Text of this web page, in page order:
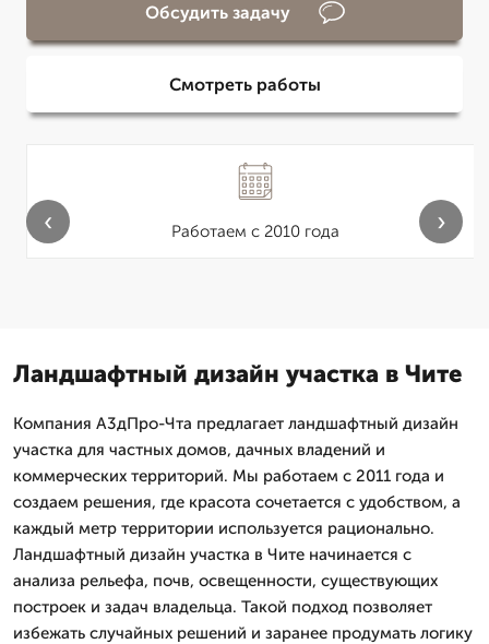
Обсудить задачу
Смотреть работы
Работаем с 2010 года
‹ ›
Ландшафтный дизайн участка в Чите
Компания А3дПро-Чта предлагает ландшафтный дизайн
участка для частных домов, дачных владений и
коммерческих территорий. Мы работаем с 2011 года и
создаем решения, где красота сочетается с удобством, а
каждый метр территории используется рационально.
Ландшафтный дизайн участка в Чите начинается с
анализа рельефа, почв, освещенности, существующих
построек и задач владельца. Такой подход позволяет
избежать случайных решений и заранее продумать логику